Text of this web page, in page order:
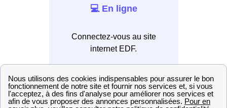
💻 En ligne
Connectez-vous au site
internet EDF.